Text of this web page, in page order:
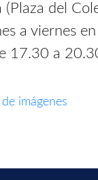
(Plaza del
a viernes
17.30 a
imágenes